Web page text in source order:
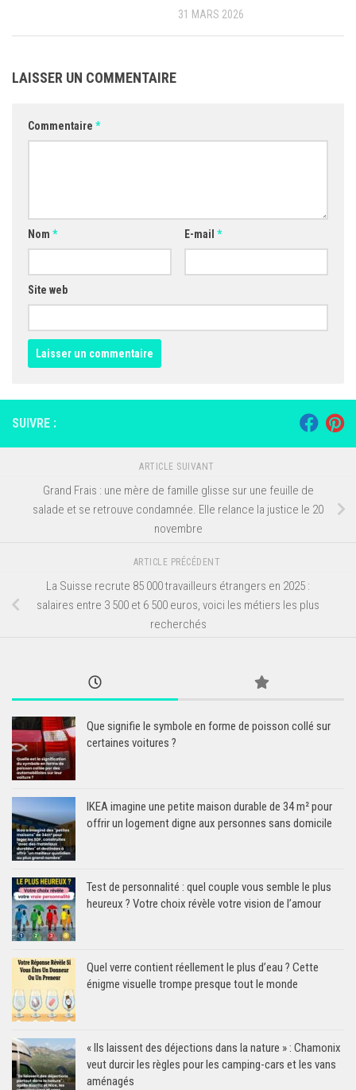
31 MARS 2026
LAISSER UN COMMENTAIRE
Commentaire *
Nom * E-mail *
Site web
SUIVRE :
ARTICLE SUIVANT
Grand Frais : une mère de famille glisse sur une feuille de
salade et se retrouve condamnée. Elle relance la justice le 20
novembre
ARTICLE PRÉCÉDENT
La Suisse recrute 85 000 travailleurs étrangers en 2025 :
salaires entre 3 500 et 6 500 euros, voici les métiers les plus
recherchés
Que signifie le symbole en forme de poisson collé sur
certaines voitures ?
IKEA imagine une petite maison durable de 34 m² pour
offrir un logement digne aux personnes sans domicile
Test de personnalité : quel couple vous semble le plus
heureux ? Votre choix révèle votre vision de l’amour
Quel verre contient réellement le plus d’eau ? Cette
énigme visuelle trompe presque tout le monde
« Ils laissent des déjections dans la nature » : Chamonix
veut durcir les règles pour les camping-cars et les vans
aménagés